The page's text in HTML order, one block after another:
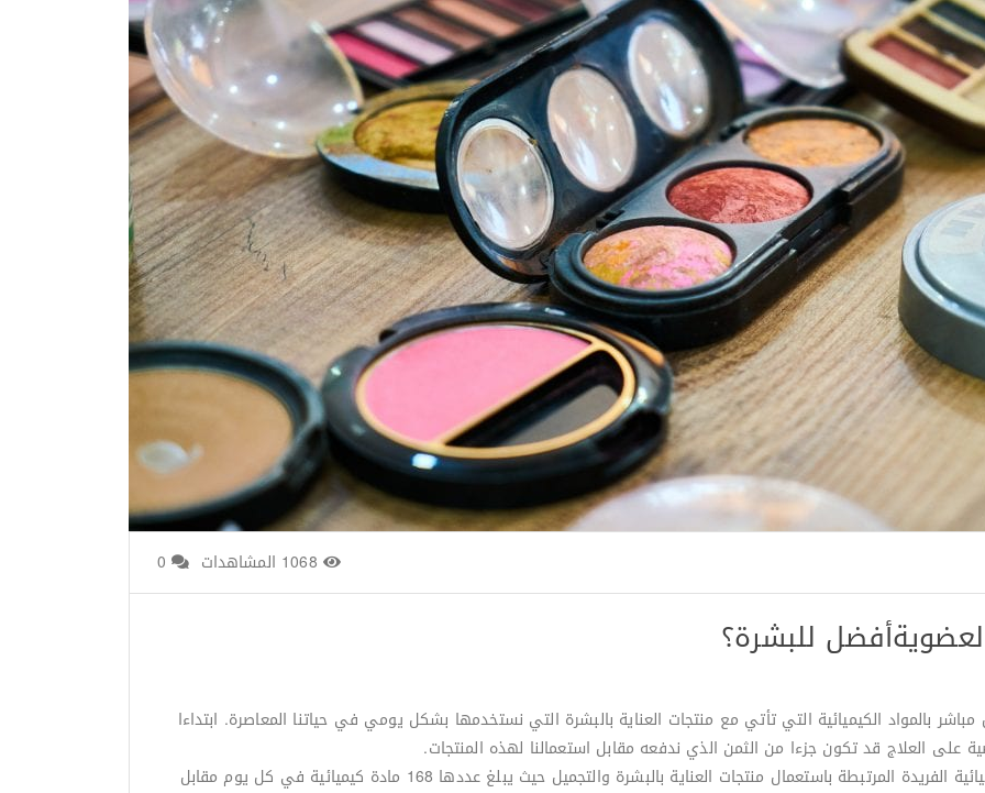
0
للبشرة؟
بالمواد الكيميائية التي تأتي مع منتجات العناية بالبشرة التي نستخدمها بشكل يومي في حياتنا المعاصرة. ابتداءا
على العلاج قد تكون جزءا من الثمن الذي ندفعه مقابل استعمالنا لهذه المنتجات.
تتعرض النساء إلى حصة أكبر من هذه المواد الكيميائية الفريدة المرتبطة باستعمال منتجات العناية بالبشرة والتجميل حيث يبلغ عددها 168 مادة كيميائية في كل يوم مقابل